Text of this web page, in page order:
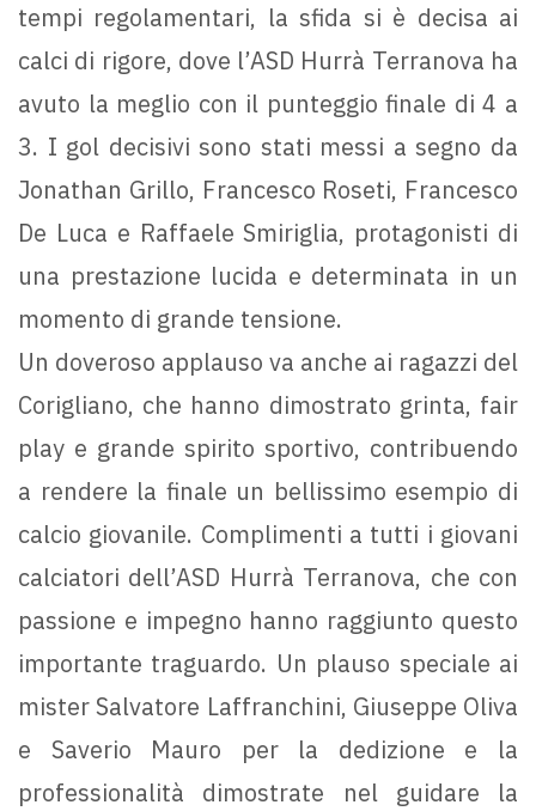
tempi regolamentari, la sfida si è decisa ai
calci di rigore, dove l’ASD Hurrà Terranova ha
avuto la meglio con il punteggio finale di 4 a
3. I gol decisivi sono stati messi a segno da
Jonathan Grillo, Francesco Roseti, Francesco
De Luca e Raffaele Smiriglia, protagonisti di
una prestazione lucida e determinata in un
momento di grande tensione.
Un doveroso applauso va anche ai ragazzi del
Corigliano, che hanno dimostrato grinta, fair
play e grande spirito sportivo, contribuendo
a rendere la finale un bellissimo esempio di
calcio giovanile. Complimenti a tutti i giovani
calciatori dell’ASD Hurrà Terranova, che con
passione e impegno hanno raggiunto questo
importante traguardo. Un plauso speciale ai
mister Salvatore Laffranchini, Giuseppe Oliva
e Saverio Mauro per la dedizione e la
professionalità dimostrate nel guidare la